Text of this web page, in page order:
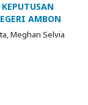
AMBON
Meghan Selvia